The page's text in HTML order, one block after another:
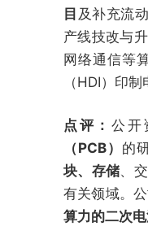
目 及补充流
产线技改与
网络通信等
（HDI）印
点评：公开
（PCB） 的
块、存储、
有关领域。
算力的二次